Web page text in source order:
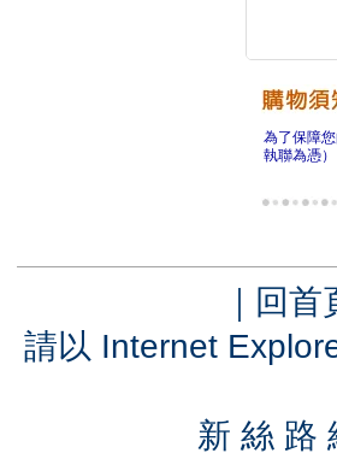
為了保障
執聯為憑
｜ 回首
請以 Internet
新 絲 路